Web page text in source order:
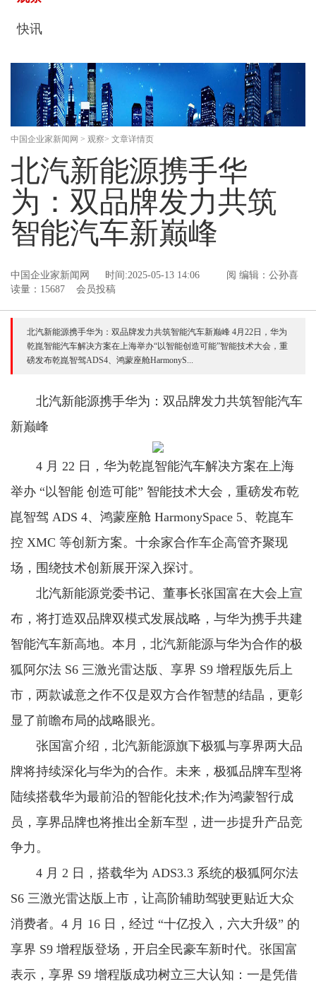
快讯
中国企业家新闻网 > 观察> 文章详情页
北汽新能源携手华
为：双品牌发力共筑
智能汽车新巅峰
中国企业家新闻网 时间:2025-05-13 14:06 编辑：公孙喜
阅
读量：15687 会员投稿
北汽新能源携手华为：双品牌发力共筑智能汽车新巅峰 4月22日，华为
乾崑智能汽车解决方案在上海举办“以智能创造可能”智能技术大会，重
磅发布乾崑智驾ADS4、鸿蒙座舱HarmonyS...
北汽新能源携手华为：双品牌发力共筑智能汽车
新巅峰
4 月 22 日，华为乾崑智能汽车解决方案在上海
举办 “以智能 创造可能” 智能技术大会，重磅发布乾
崑智驾 ADS 4、鸿蒙座舱 HarmonySpace 5、乾崑车
控 XMC 等创新方案。十余家合作车企高管齐聚现
场，围绕技术创新展开深入探讨。
北汽新能源党委书记、董事长张国富在大会上宣
布，将打造双品牌双模式发展战略，与华为携手共建
智能汽车新高地。本月，北汽新能源与华为合作的极
狐阿尔法 S6 三激光雷达版、享界 S9 增程版先后上
市，两款诚意之作不仅是双方合作智慧的结晶，更彰
显了前瞻布局的战略眼光。
张国富介绍，北汽新能源旗下极狐与享界两大品
牌将持续深化与华为的合作。未来，极狐品牌车型将
陆续搭载华为最前沿的智能化技术;作为鸿蒙智行成
员，享界品牌也将推出全新车型，进一步提升产品竞
争力。
4 月 2 日，搭载华为 ADS3.3 系统的极狐阿尔法
S6 三激光雷达版上市，让高阶辅助驾驶更贴近大众
消费者。4 月 16 日，经过 “十亿投入，六大升级” 的
享界 S9 增程版登场，开启全民豪车新时代。张国富
表示，享界 S9 增程版成功树立三大认知：一是凭借